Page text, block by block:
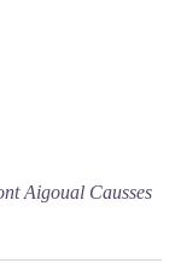
Aigoual Causses